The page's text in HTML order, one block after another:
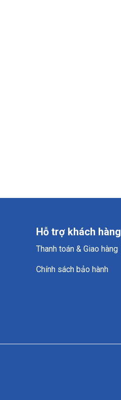
Hỗ trợ khách hàng
Thanh toán & Giao hàng
Chính sách bảo hành